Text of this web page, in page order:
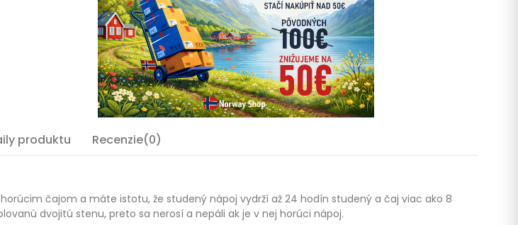
produktu Recenzie(0)
čajom a máte istotu, že studený nápoj vydrží až 24 hodín studený a čaj viac ako 8
dvojitú stenu, preto sa nerosí a nepáli ak je v nej horúci nápoj.